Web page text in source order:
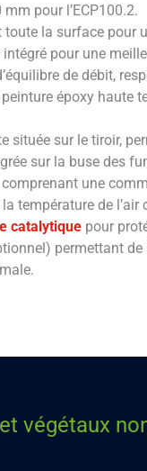
pour l’ECP100.2.
la surface pour
pour une
de débit,
époxy haute
située sur le tiroir,
sur la buse des
une
température de l’air
catalytique pour
permettant de
végétaux